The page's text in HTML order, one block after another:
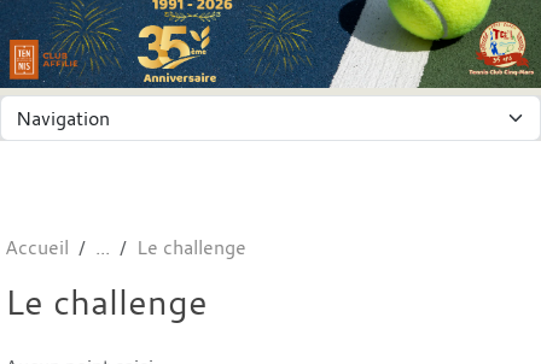
Accueil Le challenge
Le challenge
Panneau de gestion des cookies